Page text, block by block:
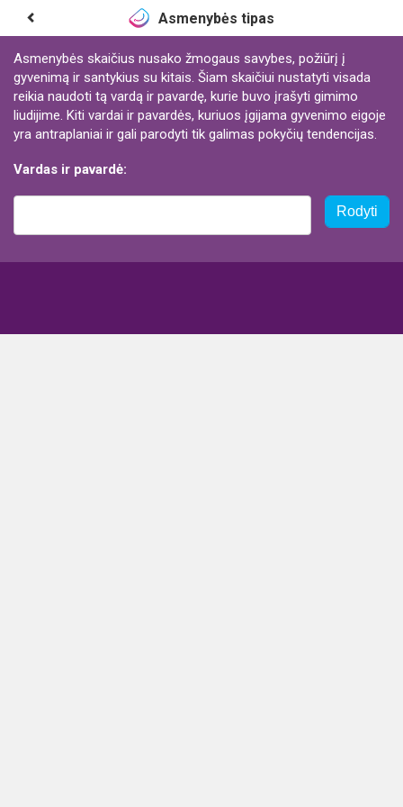
Asmenybės tipas
Asmenybės skaičius nusako žmogaus savybes, požiūrį į
gyvenimą ir santykius su kitais. Šiam skaičiui nustatyti visada
reikia naudoti tą vardą ir pavardę, kurie buvo įrašyti gimimo
liudijime. Kiti vardai ir pavardės, kuriuos įgijama gyvenimo eigoje
yra antraplaniai ir gali parodyti tik galimas pokyčių tendencijas.
Vardas ir pavardė:
Rodyti